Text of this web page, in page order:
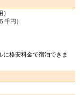
円）
格安料金で宿泊できま